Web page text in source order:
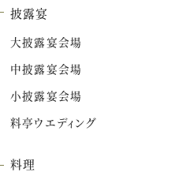
披露宴
大披露宴会場
中披露宴会場
小披露宴会場
料亭ウエディング
料理